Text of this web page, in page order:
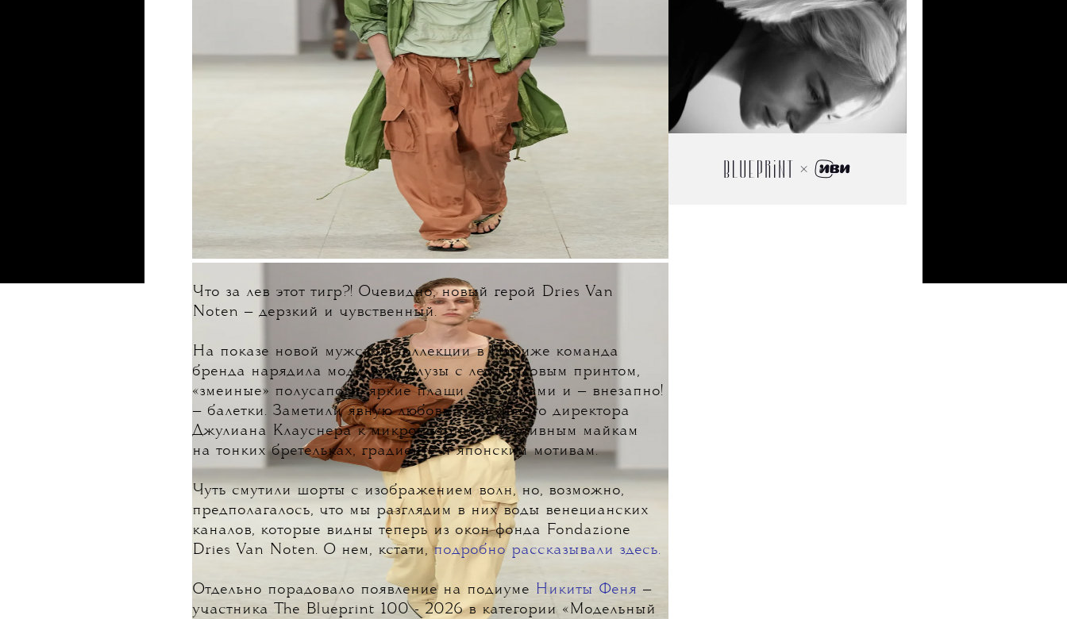
Что за лев этот тигр?! Очевидно,новый герой Dries Van
Noten — дерзкий и чувственный.
На показе новой мужской коллекции в Париже команда
бренда нарядила моделей в блузы с леопардовым принтом,
«змеиные» полусапоги, яркие плащи с пальмами и — внезапно!
— балетки. Заметили явную любовь креативного директора
Джулиана Клауснера к микро-шортам, спортивным майкам
на тонких бретельках, градиенту и японским мотивам.
Чуть смутили шорты с изображением волн, но, возможно,
предполагалось, что мы разглядим в них воды венецианских
каналов, которые видны теперь из окон фонда Fondazione
Dries Van Noten. О нем, кстати, подробно рассказывали здесь.
Отдельно порадовало появление на подиуме Никиты Феня —
участника The Blueprint 100 - 2026 в категории «Модельный